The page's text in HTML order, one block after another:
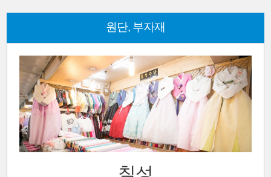
원단, 부자재